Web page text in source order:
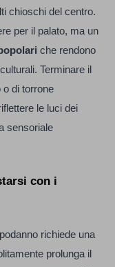
chioschi del centro.
per il palato, ma un
che rendono
Terminare il
o di torrone
le luci dei
sensoriale
con i
richiede una
prolunga il